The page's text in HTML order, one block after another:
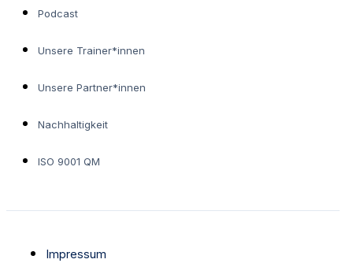
Podcast
Unsere Trainer*innen
Unsere Partner*innen
Nachhaltigkeit
ISO 9001 QM
Impressum